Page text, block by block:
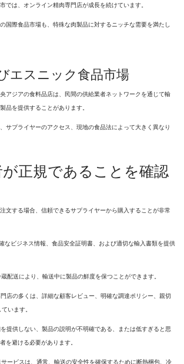
では、オンライン精肉専門店が成長を続けています。
国際食品市場も、特殊な肉製品に対するニッチな需要を満たし
エスニック食品市場
アジアの食料品店は、民間の供給業者ネットワークを通じて輸
品を提供することがあります。
サプライヤーのアクセス、現地の食品法によって大きく異なり
正規であることを確認
文する場合、信頼できるサプライヤーから購入することが非常
なビジネス情報、食品安全証明書、および適切な輸入書類を提供
配送により、輸送中に製品の鮮度を保つことができます。
店の多くは、詳細な顧客レビュー、明確な調達ポリシー、親切
います。
提供しない、製品の説明が不明確である、または低すぎると思
を避ける必要があります。
ービスは、通常、輸送の安全性を確保するために断熱梱包、冷